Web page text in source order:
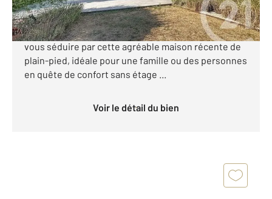
Située sur la commune de Ploeren proche du bourg,
d'un arrêt de bus Kiceo et des commodités, laissez-
vous séduire par cette agréable maison récente de
plain-pied, idéale pour une famille ou des personnes
en quête de confort sans étage ...
Voir le détail du bien